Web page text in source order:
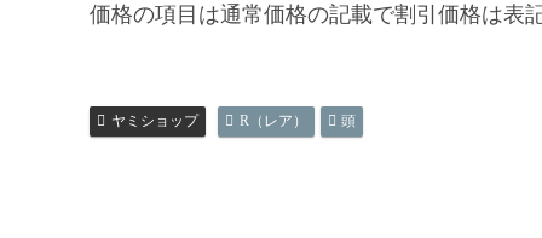
価格の項目は通常価格の記載で割引価格は表
ヤミショップ R（レア） 頭